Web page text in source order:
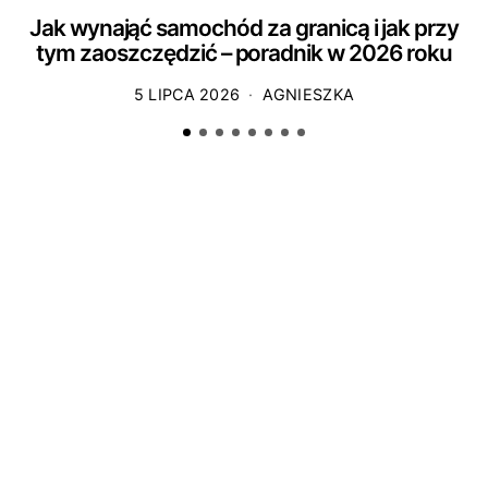
Jak wynająć samochód za granicą i jak przy
tym zaoszczędzić – poradnik w 2026 roku
5 LIPCA 2026 AGNIESZKA